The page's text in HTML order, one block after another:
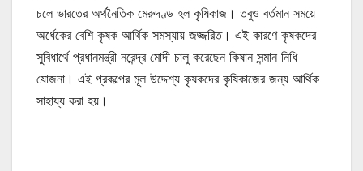
চলে ভারতের অর্থনৈতিক মেরুদণ্ড হল কৃষিকাজ। তবুও বর্তমান সময়ে
অর্ধেকের বেশি কৃষক আর্থিক সমস্যায় জজ্জরিত। এই কারণে কৃষকদের
সুবিধার্থে প্রধানমন্ত্রী নরেন্দ্র মোদী চালু করেছেন কিষান সন্মান নিধি
যোজনা। এই প্রকল্পের মূল উদ্দেশ্য কৃষকদের কৃষিকাজের জন্য আর্থিক
সাহায্য করা হয়।